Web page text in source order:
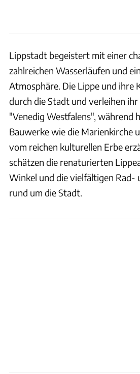
Lippstadt begeistert mit einer
zahlreichen Wasserläufen und
Atmosphäre. Die Lippe und ihre
durch die Stadt und verleihen ihr
"Venedig Westfalens", während
Bauwerke wie die Marienkirche
vom reichen kulturellen Erbe
schätzen die renaturierten
Winkel und die vielfältigen Rad-
rund um die Stadt.